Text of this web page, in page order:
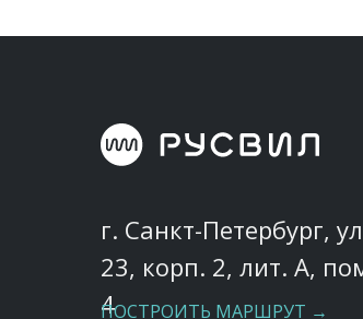
г. Санкт-Петербург,
23, корп. 2, лит. А,
4
ПОСТРОИТЬ МАРШРУТ →